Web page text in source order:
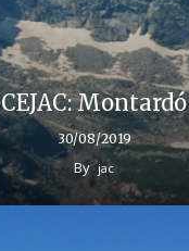
CEJAC: Montardó
30/08/2019
By jac